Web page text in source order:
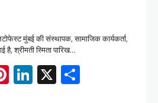
मुंबई की संस्थापक, सामाजिक कार्यकर्ता,
है, श्रीमती स्मिता पारिख…
Pinterest
LinkedIn
X